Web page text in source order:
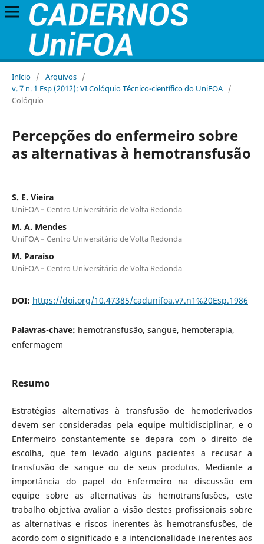
Início / Arquivos /
v. 7 n. 1 Esp (2012): VI Colóquio Técnico-científico do UniFOA /
Colóquio
Percepções do enfermeiro sobre
as alternativas à hemotransfusão
S. E. Vieira
UniFOA – Centro Universitário de Volta Redonda
M. A. Mendes
UniFOA – Centro Universitário de Volta Redonda
M. Paraíso
UniFOA – Centro Universitário de Volta Redonda
DOI: https://doi.org/10.47385/cadunifoa.v7.n1%20Esp.1986
Palavras-chave: hemotransfusão, sangue, hemoterapia,
enfermagem
Resumo
Estratégias alternativas à transfusão de hemoderivados
devem ser consideradas pela equipe multidisciplinar, e o
Enfermeiro constantemente se depara com o direito de
escolha, que tem levado alguns pacientes a recusar a
transfusão de sangue ou de seus produtos. Mediante a
importância do papel do Enfermeiro na discussão em
equipe sobre as alternativas às hemotransfusões, este
trabalho objetiva avaliar a visão destes profissionais sobre
as alternativas e riscos inerentes às hemotransfusões, de
acordo com o significado e a intencionalidade inerentes aos